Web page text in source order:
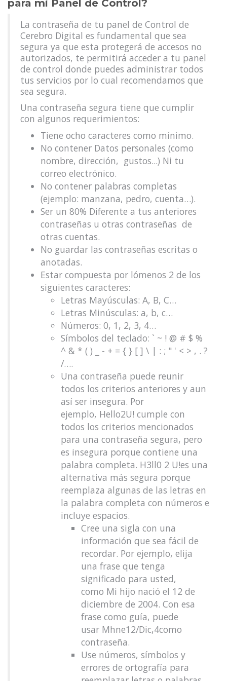
para mi Panel de Control?
La contraseña de tu panel de Control de
Cerebro Digital es fundamental que sea
segura ya que esta protegerá de accesos no
autorizados, te permitirá acceder a tu panel
de control donde puedes administrar todos
tus servicios por lo cual recomendamos que
sea segura.
Una contraseña segura tiene que cumplir
con algunos requerimientos:
Tiene ocho caracteres como mínimo.
No contener Datos personales (como
nombre, dirección, gustos...) Ni tu
correo electrónico.
No contener palabras completas
(ejemplo: manzana, pedro, cuenta…).
Ser un 80% Diferente a tus anteriores
contraseñas u otras contraseñas de
otras cuentas.
No guardar las contraseñas escritas o
anotadas.
Estar compuesta por lómenos 2 de los
siguientes caracteres:
Letras Mayúsculas: A, B, C…
Letras Minúsculas: a, b, c…
Números: 0, 1, 2, 3, 4…
Símbolos del teclado: ` ~ ! @ # $ %
^ & * ( ) _ - + = { } [ ] \ | : ; " ' < > , . ?
/….
Una contraseña puede reunir
todos los criterios anteriores y aun
así ser insegura. Por
ejemplo, Hello2U! cumple con
todos los criterios mencionados
para una contraseña segura, pero
es insegura porque contiene una
palabra completa. H3ll0 2 U!es una
alternativa más segura porque
reemplaza algunas de las letras en
la palabra completa con números e
incluye espacios.
Cree una sigla con una
información que sea fácil de
recordar. Por ejemplo, elija
una frase que tenga
significado para usted,
como Mi hijo nació el 12 de
diciembre de 2004. Con esa
frase como guía, puede
usar Mhne12/Dic,4como
contraseña.
Use números, símbolos y
errores de ortografía para